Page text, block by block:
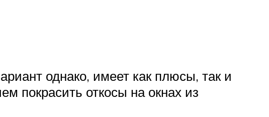
однако, имеет как плюсы, так и
покрасить откосы на окнах из